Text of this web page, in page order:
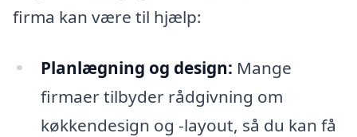
firma kan være til hjælp:
Planlægning og design: Mange
firmaer tilbyder rådgivning om
køkkendesign og -layout, så du kan få